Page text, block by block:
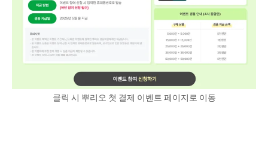
클릭 시 뿌리오 첫 결제 이벤트 페이지로 이동